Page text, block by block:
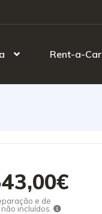
Rent-a-Car
e de
incluídos.